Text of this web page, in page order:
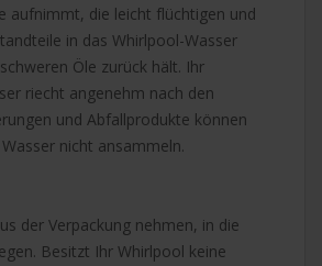
aufnimmt, die leicht flüchtigen und
in das Whirlpool-Wasser
Öle zurück hält. Ihr
riecht angenehm nach den
und Abfallprodukte können
nicht ansammeln.
der Verpackung nehmen, in die
Besitzt Ihr Whirlpool keine